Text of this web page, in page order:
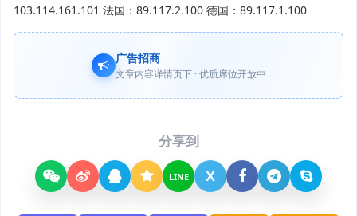
103.114.161.101 法国：89.117.2.100 德国：89.117.1.100
广告招商
文章内容详情页下 · 优质席位开放中
分享到
LINE X